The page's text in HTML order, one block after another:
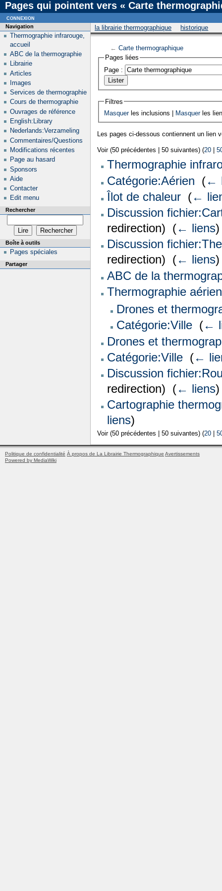
Pages qui pointent vers « Carte
la librairie thermographique historique
← Carte thermographique
Pages liées
Page :
Filtres
Masquerles inclusions | Masquerles
Les pages ci-dessous contiennent un lien
Voir (50 précédentes | 50 suivantes) (20
Thermographie
Catégorie:Aérien (←
Îlot de chaleur‎ (←
Discussion
redirection) ‎ (← liens)
Discussion
redirection) ‎ (← liens)
ABC de la
Thermographie
Drones et
Catégorie:Ville (←
Drones et
Catégorie:Ville‎ (←
Discussion
redirection) ‎ (← liens)
Cartographie
liens)
Voir (50 précédentes | 50 suivantes) (20 |
Navigation
Thermographie infrarouge,
accueil
ABC de la thermographie
Librairie
Articles
Images
Services de thermographie
Cours de thermographie
Ouvrages de référence
English:Library
Nederlands:Verzameling
Commentaires/Questions
Modifications récentes
Page au hasard
Sponsors
Aide
Contacter
Edit menu
Rechercher
Boîte à outils
Pages spéciales
Partager
connexion
Politique de confidentialité À propos de La Librairie Thermographique Avertissements
Powered by MediaWiki